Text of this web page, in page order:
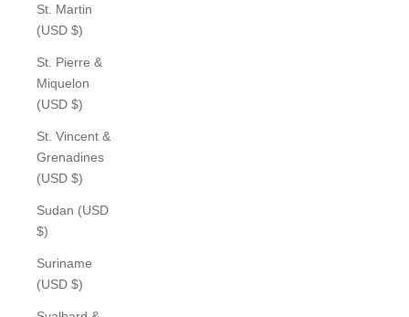
St. Martin
(USD $)
St. Pierre &
Miquelon
(USD $)
St. Vincent &
Grenadines
(USD $)
Sudan (USD
$)
Suriname
(USD $)